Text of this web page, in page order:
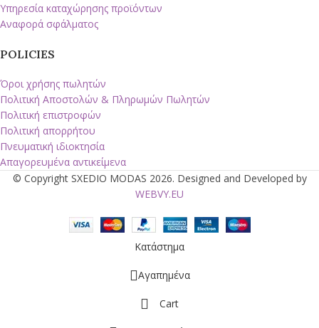
Υπηρεσία καταχώρησης προϊόντων
Αναφορά σφάλματος
POLICIES
Όροι χρήσης πωλητών
Πολιτική Αποστολών & Πληρωμών Πωλητών
Πολιτική επιστροφών
Πολιτική απορρήτου
Πνευματική ιδιοκτησία
Απαγορευμένα αντικείμενα
© Copyright SXEDIO MODAS 2026. Designed and Developed by
WEBVY.EU
Κατάστημα
Αγαπημένα
Cart